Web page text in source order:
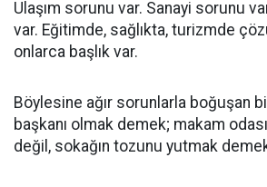
Ulaşım sorunu var. Sanayi sorunu
var. Eğitimde, sağlıkta, turizmde
onlarca başlık var.
Böylesine ağır sorunlarla boğuşan
başkanı olmak demek; makam
değil, sokağın tozunu yutmak